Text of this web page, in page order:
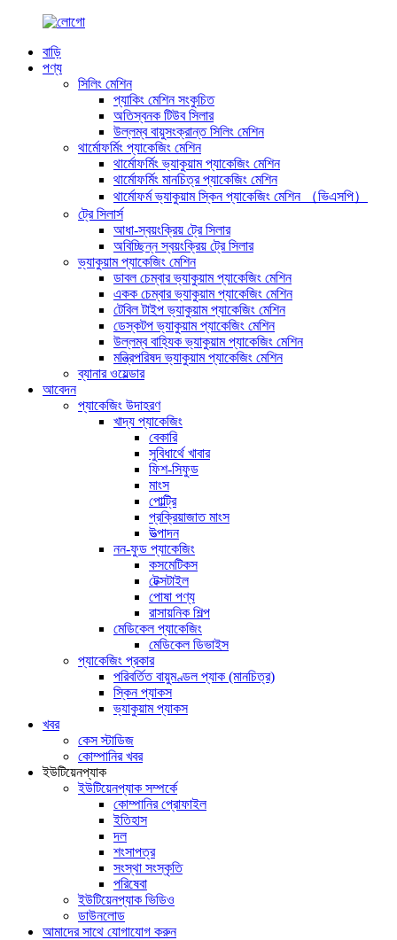
বাড়ি
পণ্য
সিলিং মেশিন
প্যাকিং মেশিন সংকুচিত
অতিস্বনক টিউব সিলার
উল্লম্ব বায়ুসংক্রান্ত সিলিং মেশিন
থার্মোফর্মিং প্যাকেজিং মেশিন
থার্মোফর্মিং ভ্যাকুয়াম প্যাকেজিং মেশিন
থার্মোফর্মিং মানচিত্র প্যাকেজিং মেশিন
থার্মোফর্ম ভ্যাকুয়াম স্কিন প্যাকেজিং মেশিন （ভিএসপি）
ট্রে সিলার্স
আধা-স্বয়ংক্রিয় ট্রে সিলার
অবিচ্ছিন্ন স্বয়ংক্রিয় ট্রে সিলার
ভ্যাকুয়াম প্যাকেজিং মেশিন
ডাবল চেম্বার ভ্যাকুয়াম প্যাকেজিং মেশিন
একক চেম্বার ভ্যাকুয়াম প্যাকেজিং মেশিন
টেবিল টাইপ ভ্যাকুয়াম প্যাকেজিং মেশিন
ডেস্কটপ ভ্যাকুয়াম প্যাকেজিং মেশিন
উল্লম্ব বাহ্যিক ভ্যাকুয়াম প্যাকেজিং মেশিন
মন্ত্রিপরিষদ ভ্যাকুয়াম প্যাকেজিং মেশিন
ব্যানার ওয়েল্ডার
আবেদন
প্যাকেজিং উদাহরণ
খাদ্য প্যাকেজিং
বেকারি
সুবিধার্থে খাবার
ফিশ-সিফুড
মাংস
পোল্ট্রি
প্রক্রিয়াজাত মাংস
উত্পাদন
নন-ফুড প্যাকেজিং
কসমেটিকস
টেক্সটাইল
পোষা পণ্য
রাসায়নিক শিল্প
মেডিকেল প্যাকেজিং
মেডিকেল ডিভাইস
প্যাকেজিং প্রকার
পরিবর্তিত বায়ুমণ্ডল প্যাক (মানচিত্র)
স্কিন প্যাকস
ভ্যাকুয়াম প্যাকস
খবর
কেস স্টাডিজ
কোম্পানির খবর
ইউটিয়েনপ্যাক
ইউটিয়েনপ্যাক সম্পর্কে
কোম্পানির প্রোফাইল
ইতিহাস
দল
শংসাপত্র
সংস্থা সংস্কৃতি
পরিষেবা
ইউটিয়েনপ্যাক ভিডিও
ডাউনলোড
আমাদের সাথে যোগাযোগ করুন